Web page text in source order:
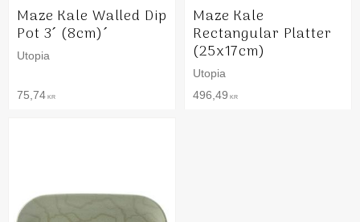
Maze Kale Walled Dip
Pot 3´ (8cm)´
Utopia
75,74 KR
Maze Kale
Rectangular Platter
(25x17cm)
Utopia
496,49 KR